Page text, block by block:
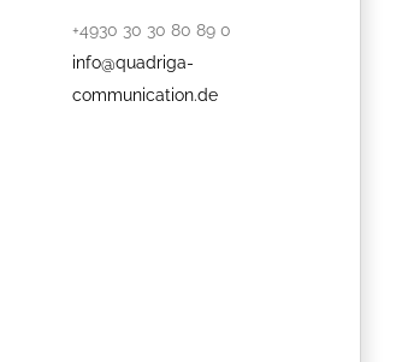
+4930 30 30 80 89 0
info@quadriga-
communication.de